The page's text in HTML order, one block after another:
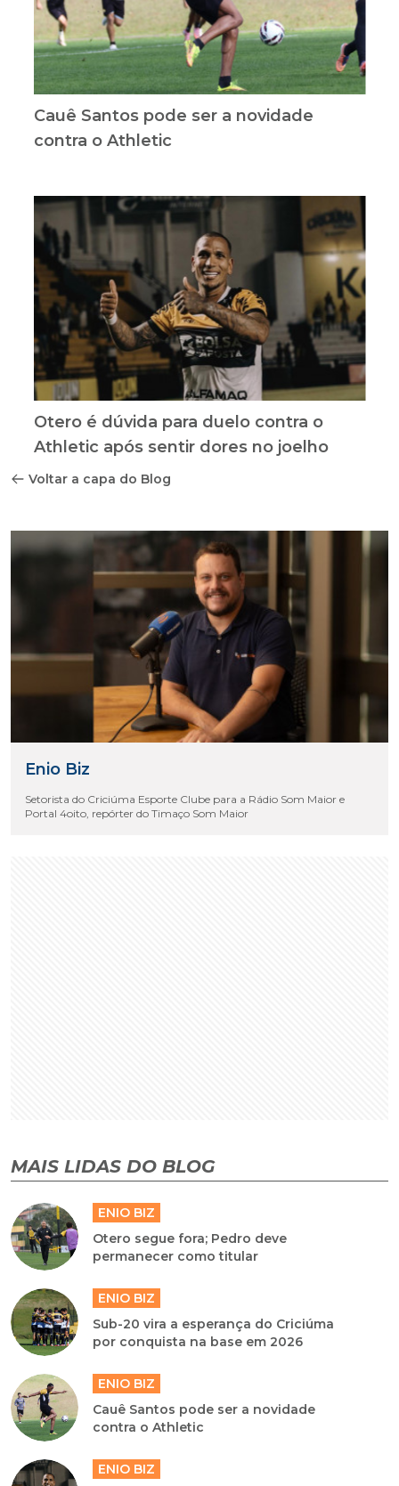
Cauê Santos pode ser a novidade
contra o Athletic
Otero é dúvida para duelo contra o
Athletic após sentir dores no joelho
Voltar a capa do Blog
Enio Biz
Setorista do Criciúma Esporte Clube para a Rádio Som Maior e
Portal 4oito, repórter do Timaço Som Maior
MAIS LIDAS DO BLOG
ENIO BIZ
Otero segue fora; Pedro deve
permanecer como titular
ENIO BIZ
Sub-20 vira a esperança do Criciúma
por conquista na base em 2026
ENIO BIZ
Cauê Santos pode ser a novidade
contra o Athletic
ENIO BIZ